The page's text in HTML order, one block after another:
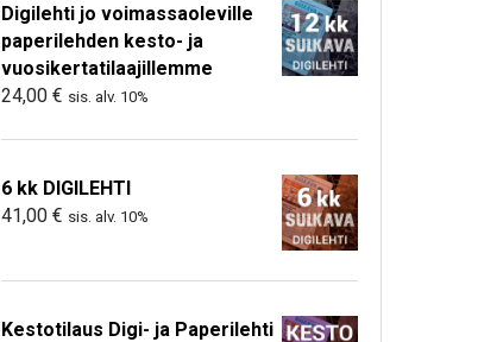
Digilehti jo voimassaoleville
paperilehden kesto- ja
vuosikertatilaajillemme
24,00 € sis. alv. 10%
6 kk DIGILEHTI
41,00 € sis. alv. 10%
Kestotilaus Digi- ja Paperilehti